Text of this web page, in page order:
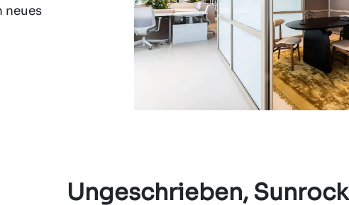
neues
Ungeschrieben, Sunrock